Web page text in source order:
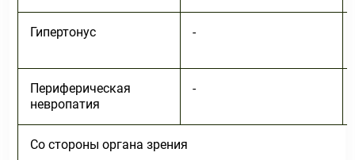
Гипертонус -
Периферическая
невропатия
-
Со стороны органа зрения